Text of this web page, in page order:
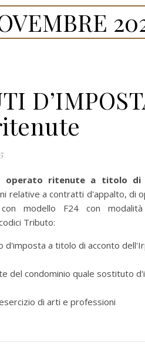
operato ritenute a titolo di
relative a contratti d'appalto, di
con modello F24 con modalità
Tributo:
d'imposta a titolo di acconto
del condominio quale sostituto
di arti e professioni